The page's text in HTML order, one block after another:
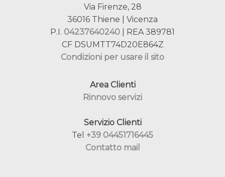
Via Firenze, 28
36016 Thiene | Vicenza
P.I. 04237640240 | REA 389781
CF DSUMTT74D20E864Z
Condizioni per usare il sito
Area Clienti
Rinnovo servizi
Servizio Clienti
Tel +39 04451716445
Contatto mail